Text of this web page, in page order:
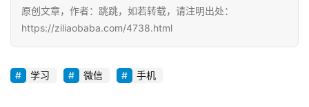
原创文章，作者：跳跳，如若转载，请注明出处：
https://ziliaobaba.com/4738.html
学习 微信 手机